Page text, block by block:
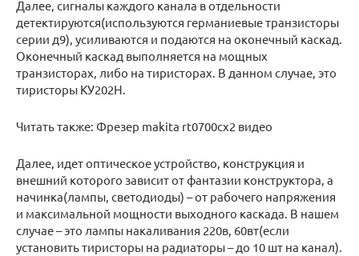
Далее, сигналы каждого канала в отдельности
детектируются(используются германиевые транзисторы
серии д9), усиливаются и подаются на оконечный каскад.
Оконечный каскад выполняется на мощных
транзисторах, либо на тиристорах. В данном случае, это
тиристоры КУ202Н.
Читать также: Фрезер makita rt0700cx2 видео
Далее, идет оптическое устройство, конструкция и
внешний которого зависит от фантазии конструктора, а
начинка(лампы, светодиоды) – от рабочего напряжения
и максимальной мощности выходного каскада. В нашем
случае – это лампы накаливания 220в, 60вт(если
установить тиристоры на радиаторы – до 10 шт на канал).